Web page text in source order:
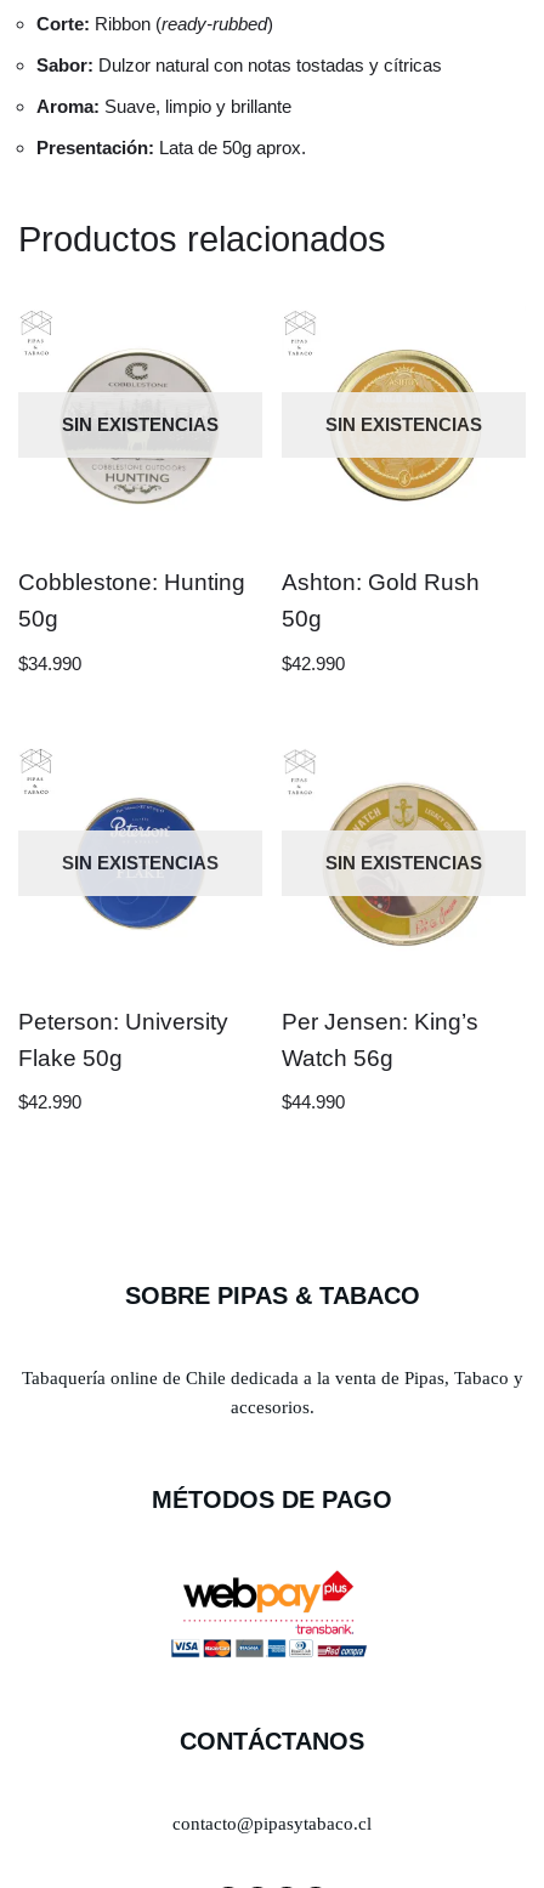
Corte: Ribbon (ready-rubbed)
Sabor: Dulzor natural con notas tostadas y cítricas
Aroma: Suave, limpio y brillante
Presentación: Lata de 50g aprox.
Productos relacionados
SIN EXISTENCIAS
Cobblestone: Hunting
50g
$34.990
SIN EXISTENCIAS
Ashton: Gold Rush
50g
$42.990
SIN EXISTENCIAS
Peterson: University
Flake 50g
$42.990
SIN EXISTENCIAS
Per Jensen: King’s
Watch 56g
$44.990
SOBRE PIPAS & TABACO
Tabaquería online de Chile dedicada a la venta de Pipas, Tabaco y
accesorios.
MÉTODOS DE PAGO
CONTÁCTANOS
contacto@pipasytabaco.cl